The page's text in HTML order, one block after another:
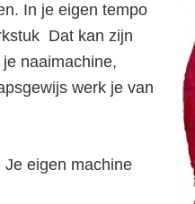
In je eigen tempo
Dat kan zijn
naaimachine,
werk je van
eigen machine